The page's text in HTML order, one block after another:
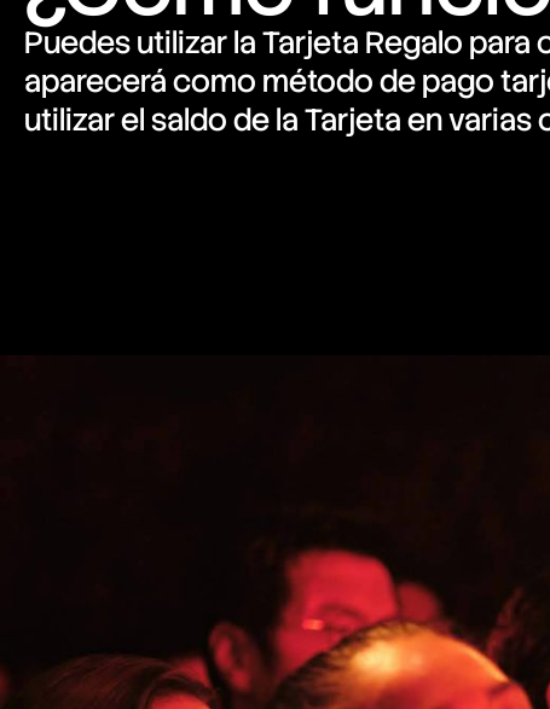
Puedes utilizar la Tarjeta Regalo
aparecerá como método de pago
utilizar el saldo de la Tarjeta en